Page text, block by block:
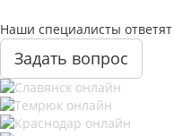
Наши специалисты
Задать вопрос